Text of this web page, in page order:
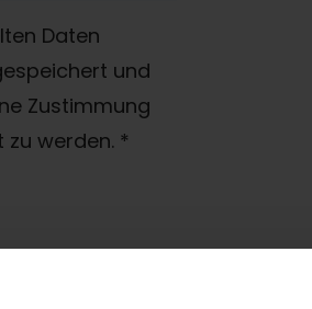
Daten
und
Zustimmung
werden. *